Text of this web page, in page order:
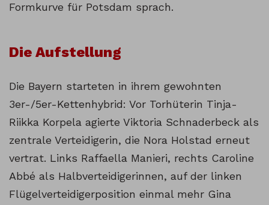
Formkurve für Potsdam sprach.
Die Aufstellung
Die Bayern starteten in ihrem gewohnten
3er-/5er-Kettenhybrid: Vor Torhüterin Tinja-
Riikka Korpela agierte Viktoria Schnaderbeck als
zentrale Verteidigerin, die Nora Holstad erneut
vertrat. Links Raffaella Manieri, rechts Caroline
Abbé als Halbverteidigerinnen, auf der linken
Flügelverteidigerposition einmal mehr Gina